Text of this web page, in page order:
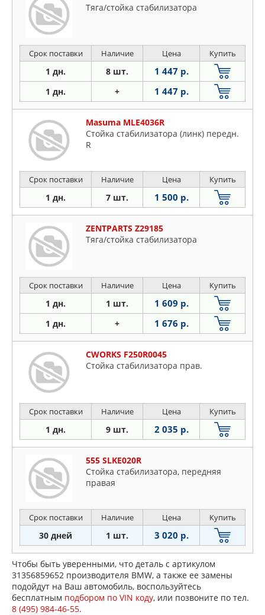
Тяга/стойка стабилизатора
Срок поставки Наличие Цена Купить
1 дн. 8 шт. 1 447 р.
1 дн. + 1 447 р.
Masuma MLE4036R
Стойка стабилизатора (линк) передн.
R
Срок поставки Наличие Цена Купить
1 дн. 7 шт. 1 500 р.
ZENTPARTS Z29185
Тяга/стойка стабилизатора
Срок поставки Наличие Цена Купить
1 дн. 1 шт. 1 609 р.
1 дн. + 1 676 р.
CWORKS F250R0045
Стойка стабилизатора прав.
Срок поставки Наличие Цена Купить
1 дн. 9 шт. 2 035 р.
555 SLKE020R
Стойка стабилизатора, передняя
правая
Срок поставки Наличие Цена Купить
30 дней 1 шт. 3 020 р.
Чтобы быть уверенными, что деталь с артикулом
31356859652 производителя BMW, а также ее замены
подойдут на Ваш автомобиль, воспользуйтесь
бесплатным подбором по VIN коду, или позвоните по тел.
8 (495) 984-46-55.